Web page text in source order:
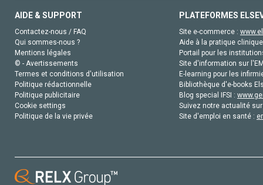
AIDE & SUPPORT
Contactez-nous / FAQ
Qui sommes-nous ?
Mentions légales
© - Avertissements
Termes et conditions d'utilisation
Politique rédactionnelle
Politique publicitaire
Cookie settings
Politique de la vie privée
PLATEFORMES
Site e-commerce :
Aide à la pratique
Portail pour les
Site d'information sur
E-learning pour les
Bibliothèque d'e-books
Blog special IFSI :
Suivez notre actualité
Site d'emploi en santé :